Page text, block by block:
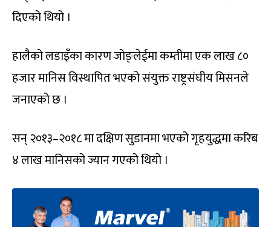
दिएको थियो ।
हालैको लडाइँका कारण जोङ्लेईमा कम्तीमा एक लाख ८०
हजार मानिस विस्थापित भएको संयुक्त राष्ट्रसंघीय मिसनले
जनाएको छ ।
सन् २०१३–२०१८ मा दक्षिण सुडानमा भएको गृहयुद्धमा करिब
४ लाख मानिसको ज्यान गएको थियो ।